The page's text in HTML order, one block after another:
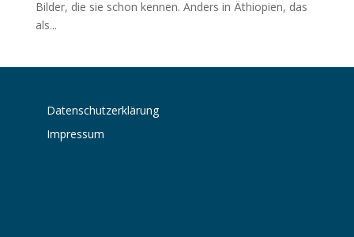
Bilder, die sie schon kennen. Anders in Äthiopien, das
als...
Datenschutzerklärung
Impressum